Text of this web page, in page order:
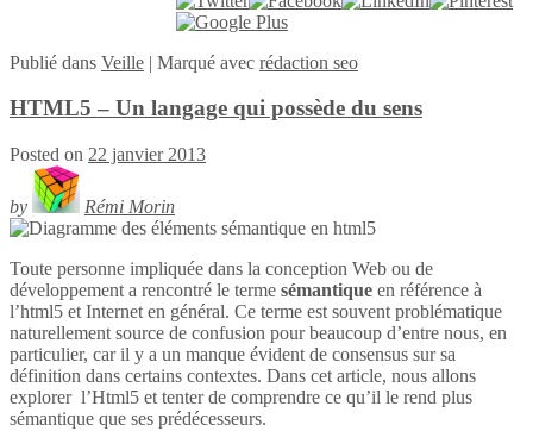
Publié dans Veille | Marqué avec rédaction seo
HTML5 – Un langage qui possède du sens
Posted on 22 janvier 2013
by Rémi Morin
Toute personne impliquée dans la conception Web ou de
développement a rencontré le terme sémantique en référence à
l’html5 et Internet en général. Ce terme est souvent problématique
naturellement source de confusion pour beaucoup d’entre nous, en
particulier, car il y a un manque évident de consensus sur sa
définition dans certains contextes. Dans cet article, nous allons
explorer l’Html5 et tenter de comprendre ce qu’il le rend plus
sémantique que ses prédécesseurs.